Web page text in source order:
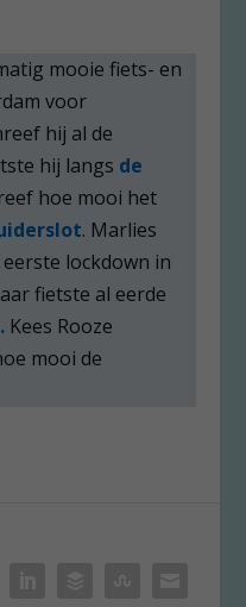
mooie fiets- en
voor
hij al de
hij langs de
hoe mooi het
. Marlies
lockdown in
fietste al eerde
Kees Rooze
mooi de